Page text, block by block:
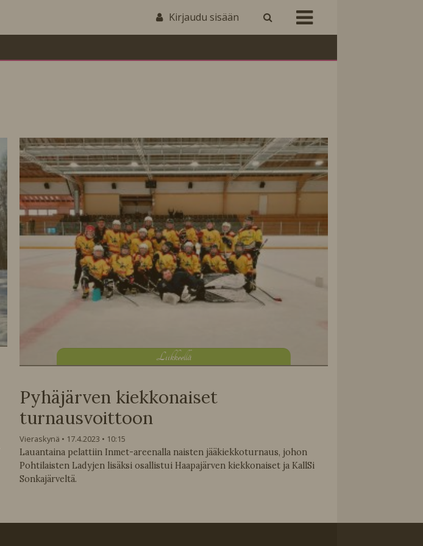
Kirjaudu sisään
Liikkeellä
Pyhäjärven kiekkonaiset
turnausvoittoon
Vieraskynä 17.4.2023
10:15
Lauantaina pelattiin Inmet-areenalla naisten jääkiekkoturnaus, johon
Pohtilaisten Ladyjen lisäksi osallistui Haapajärven kiekkonaiset ja KallSi
Sonkajärveltä.